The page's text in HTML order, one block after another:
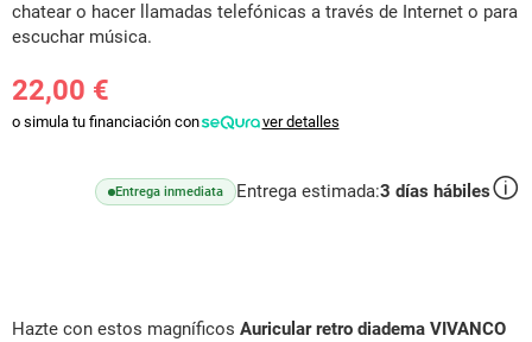
chatear o hacer llamadas telefónicas a través de Internet o para
escuchar música.
22,00 €
o simula tu financiación con ver detalles
Entrega inmediata Entrega estimada:3 días hábiles
Hazte con estos magníficos Auricular retro diadema VIVANCO